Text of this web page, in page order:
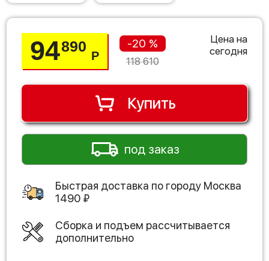
94890
Р
-20 %
118 610
Цена на
сегодня
Купить
под заказ
Быстрая доставка по городу Москва
1490 ₽
Сборка и подъем рассчитывается
дополнительно